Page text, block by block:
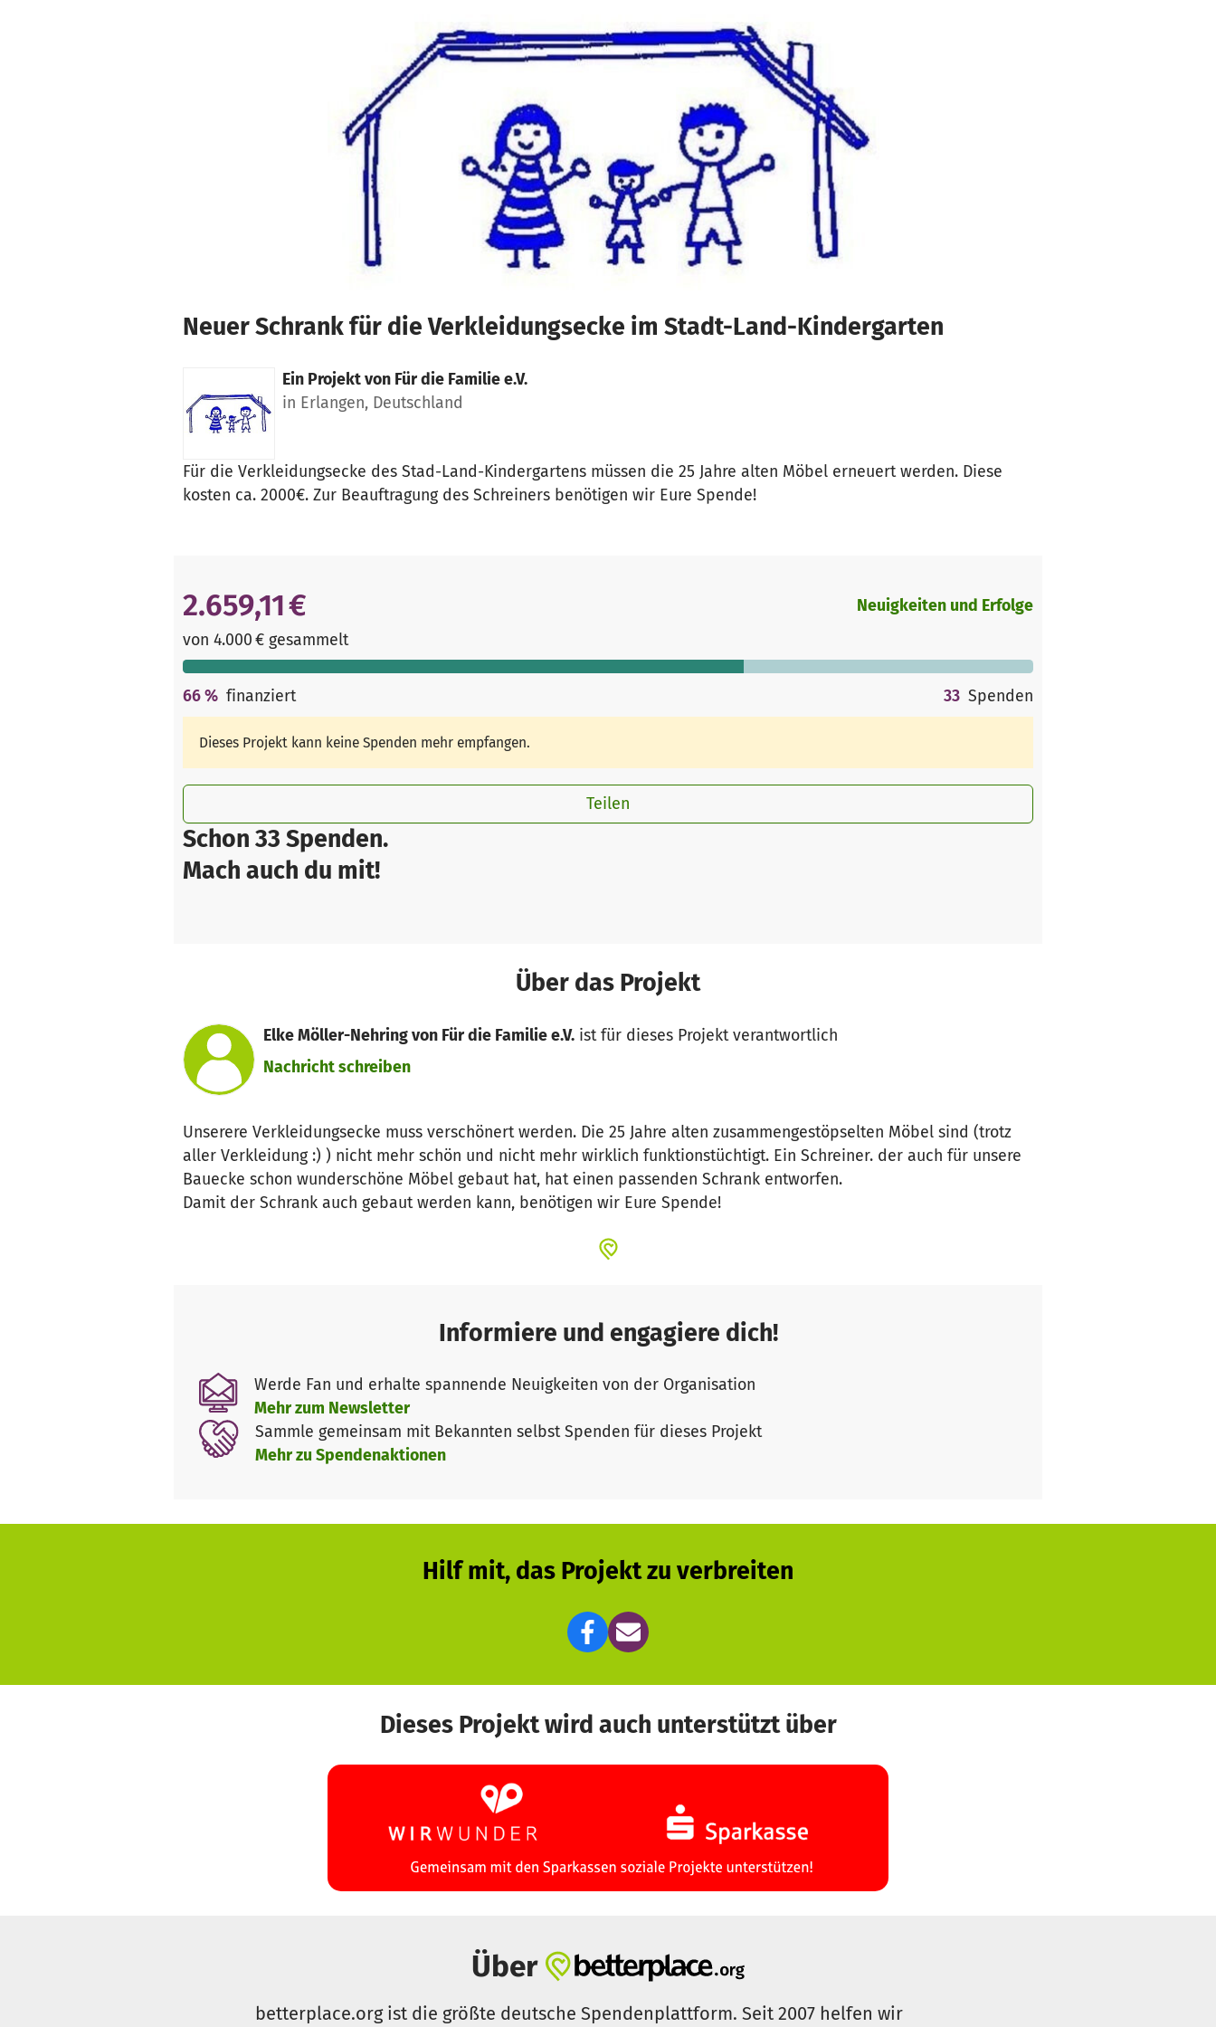
Neuer Schrank für die Verkleidungsecke im Stadt-Land-Kindergarten
Ein Projekt von Für die Familie e.V.
in Erlangen, Deutschland
Für die Verkleidungsecke des Stad-Land-Kindergartens müssen die 25 Jahre alten Möbel erneuert werden. Diese
kosten ca. 2000€. Zur Beauftragung des Schreiners benötigen wir Eure Spende!
Schon 33 Spenden.
Mach auch du mit!
2.659,11 €
von 4.000 € gesammelt
Neuigkeiten und Erfolge
66% finanziert 33 Spenden
Dieses Projekt kann keine Spenden mehr empfangen.
Teilen
Über das Projekt
Elke Möller-Nehring von Für die Familie e.V.ist für dieses Projekt verantwortlich
Nachricht schreiben
Unserere Verkleidungsecke muss verschönert werden. Die 25 Jahre alten zusammengestöpselten Möbel sind (trotz
aller Verkleidung :) ) nicht mehr schön und nicht mehr wirklich funktionstüchtigt. Ein Schreiner. der auch für unsere
Bauecke schon wunderschöne Möbel gebaut hat, hat einen passenden Schrank entworfen.
Damit der Schrank auch gebaut werden kann, benötigen wir Eure Spende!
Informiere und engagiere dich!
Werde Fan und erhalte spannende Neuigkeiten von der Organisation
Mehr zum Newsletter
Sammle gemeinsam mit Bekannten selbst Spenden für dieses Projekt
Mehr zu Spendenaktionen
Hilf mit, das Projekt zu verbreiten
Dieses Projekt wird auch unterstützt über
Über
betterplace.org ist die größte deutsche Spendenplattform. Seit 2007 helfen wir